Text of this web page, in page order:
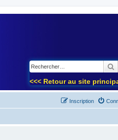
<<< Retour au site
Inscription